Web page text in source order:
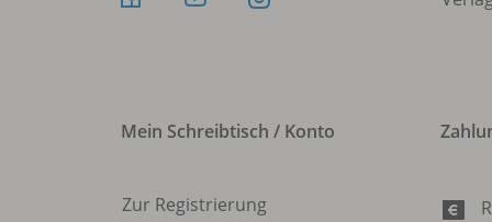
Mein Schreibtisch / Konto
Zur Registrierung